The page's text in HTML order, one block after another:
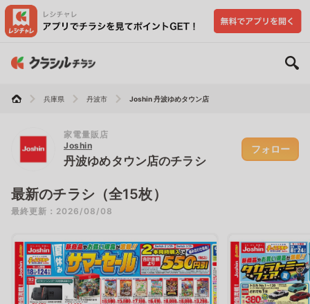
兵庫県 丹波市 Joshin 丹波ゆめタウン店
家電量販店
Joshin
丹波ゆめタウン店のチラシ
フォロー
最新のチラシ（全15枚）
最終更新：2026/08/08